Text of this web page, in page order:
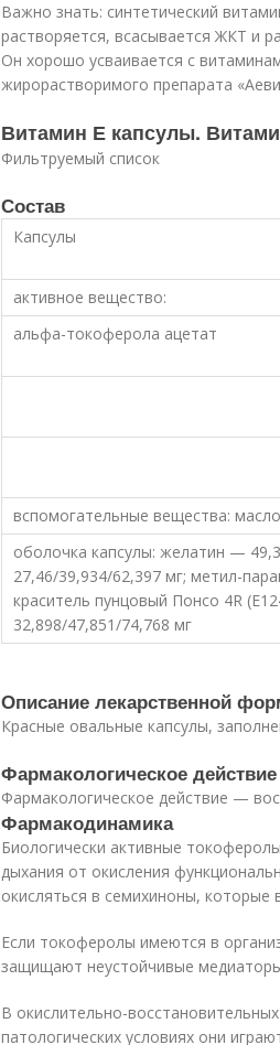
Важно знать: синтетический
растворяется, всасывается ЖКТ и
Он хорошо усваивается с
жирорастворимого препарата
Витамин Е капсулы.
Фильтруемый список
Состав
Капсулы
активное вещество:
альфа-токоферола ацетат
вспомогательные вещества:
оболочка капсулы: желатин —
27,46/39,934/62,397 мг; метил-
краситель пунцовый Понсо 4R
32,898/47,851/74,768 мг
Описание лекарственной
Красные овальные капсулы,
Фармакологическое действие
Фармакологическое действие —
Фармакодинамика
Биологически активные
дыхания от окисления
окисляться в семихиноны,
Если токоферолы имеются в
защищают неустойчивые
В окислительно-
патологических условиях они